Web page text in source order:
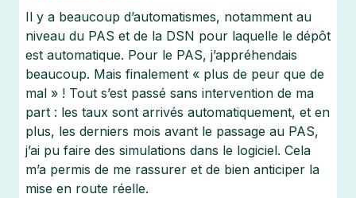
Il y a beaucoup d’automatismes, notamment au
niveau du PAS et de la DSN pour laquelle le dépôt
est automatique. Pour le PAS, j’appréhendais
beaucoup. Mais finalement « plus de peur que de
mal » ! Tout s’est passé sans intervention de ma
part : les taux sont arrivés automatiquement, et en
plus, les derniers mois avant le passage au PAS,
j’ai pu faire des simulations dans le logiciel. Cela
m’a permis de me rassurer et de bien anticiper la
mise en route réelle.​